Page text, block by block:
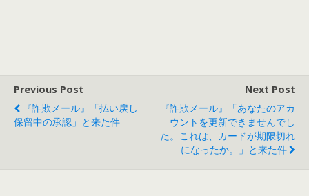
Previous Post
『詐欺メール』「払い戻し
保留中の承認」と来た件
Next Post
『詐欺メール』「あなたのアカ
ウントを更新できませんでし
た。これは、カードが期限切れ
になったか。」と来た件